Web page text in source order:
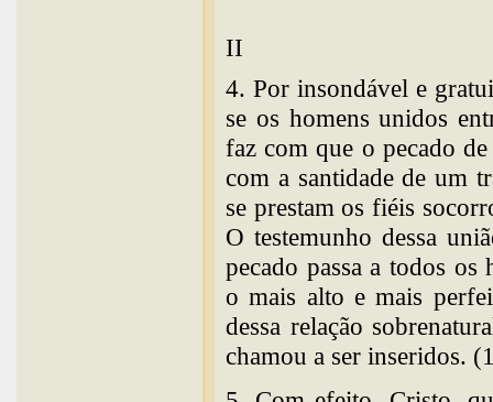
II
4. Por insondável e
se os homens unidos
faz com que o pecado
com a santidade de um
se prestam os fiéis
O testemunho dessa
pecado passa a todos
o mais alto e mais
dessa relação
chamou a ser inseridos.